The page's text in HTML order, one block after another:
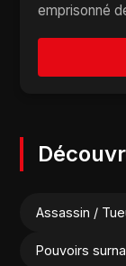
emprisonné
Assassin /
Pouvoirs